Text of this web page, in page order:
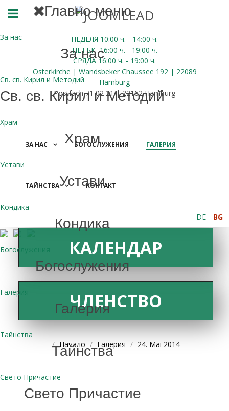
НЕДЕЛЯ 10:00 ч. - 14:00 ч.
ПЕТЪК 16:00 ч. - 19:00 ч.
СРЯДА 16:00 ч. - 19:00 ч.
Osterkirche | Wandsbeker Chaussee 192 | 22089
Hamburg
Postfach 71 02 21 | 22162 Hamburg
Главно меню
За нас
За нас
Св. св. Кирил и Методий
Св. св. Кирил и Методий
Храм
Храм
Устави
Устави
Кондика
Кондика
Богослужения
Богослужения
Галерия
Галерия
Тайнства
Тайнства
Свето Причастие
Свето Причастие
ЗА НАС БОГОСЛУЖЕНИЯ ГАЛЕРИЯ
ТАЙНСТВА КОНТАКТ
DE BG
ДАРЕНИЯ
КАЛЕНДАР
ЧЛЕНСТВО
Начало Галерия 24. Mai 2014